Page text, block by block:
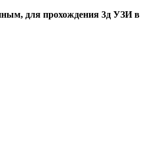
для прохождения 3д УЗИ в